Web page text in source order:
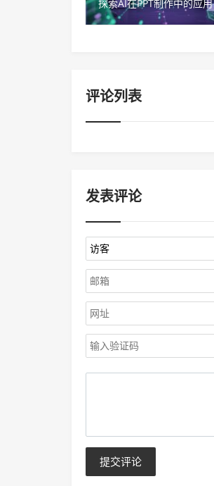
探索AI在PPT制作中的应用
评论列表
发表评论
提交评论